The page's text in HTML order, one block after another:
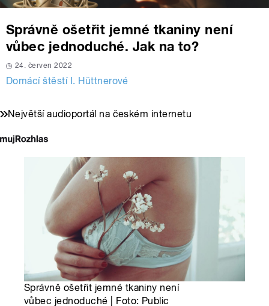
Správně ošetřit jemné tkaniny není
vůbec jednoduché. Jak na to?
24. červen 2022
Domácí štěstí I. Hüttnerové
Největší audioportál na českém internetu
Správně ošetřit jemné tkaniny není
vůbec jednoduché | Foto: Public